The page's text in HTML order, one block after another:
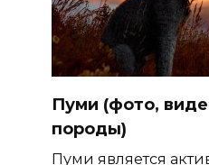
Пуми (фото,
породы)
Пуми является